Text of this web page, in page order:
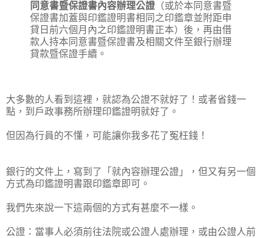
同意書暨保證書內容辦理公證 （或於本同意書暨
保證書加蓋與印鑑證明書相同之印鑑章並附距申
貸日前六個月內之印鑑證明書正本）後，再由借
款人持本同意書暨保證書及相關文件至銀行辦理
貸款暨保證手續。
大多數的人看到這裡，就認為公證不就好了！或者省錢一
點，到戶政事務所辦理印鑑證明就好了。
但因為行員的不懂，可能讓你我多花了冤枉錢！
銀行的文件上，寫到了「就內容辦理公證」，但又有另一個
方式為印鑑證明書跟印鑑章即可。
我們先來說一下這兩個的方式有甚麼不一樣。
公證：當事人必須前往法院或公證人處辦理，或由公證人前